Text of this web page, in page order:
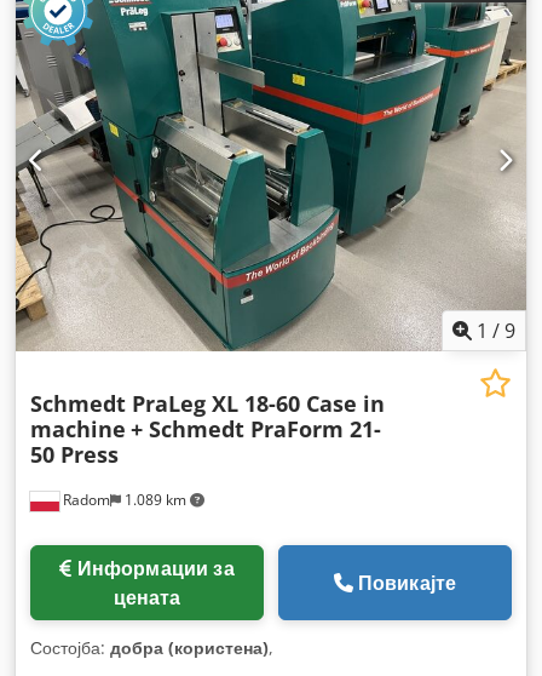
1 /9
Radom 1.089 km
Schmedt PraLeg XL 18-60 Case in
machine + Schmedt PraForm 21-
50 Press
цената
Повикајте
Состојба: добра (користена),